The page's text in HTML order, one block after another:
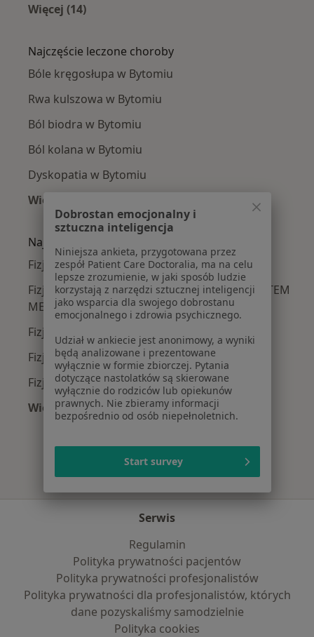
Więcej (14)
Najczęście leczone choroby
Bóle kręgosłupa w Bytomiu
Rwa kulszowa w Bytomiu
Ból biodra w Bytomiu
Ból kolana w Bytomiu
Dyskopatia w Bytomiu
Więcej (15)
Więcej w kategorii: Najczęście leczone
Najpopularniejsze ubezpieczenia
Fizjoterapeuci z Medicover w Bytomiu
Fizjoterapeuci z POLSKO – AMERYKANSKI SYSTEM
MEDYCZNY - II w Bytomiu
Fizjoterapeuci z Medica Polska w Bytomiu
Fizjoterapeuci z Enel-med w Bytomiu
Fizjoterapeuci z UNIQA w Bytomiu
Więcej (1)
Więcej w kategorii: Najpopularniejsze
Serwis
Regulamin
Polityka prywatności pacjentów
Polityka prywatności profesjonalistów
Polityka prywatności dla profesjonalistów, których
dane pozyskaliśmy samodzielnie
Polityka cookies
Dobrostan emocjonalny i
sztuczna inteligencja
Niniejsza ankieta, przygotowana przez
zespół Patient Care Doctoralia, ma na celu
lepsze zrozumienie, w jaki sposób ludzie
korzystają z narzędzi sztucznej inteligencji
jako wsparcia dla swojego dobrostanu
emocjonalnego i zdrowia psychicznego.
Udział w ankiecie jest anonimowy, a wyniki
będą analizowane i prezentowane
wyłącznie w formie zbiorczej. Pytania
dotyczące nastolatków są skierowane
wyłącznie do rodziców lub opiekunów
prawnych. Nie zbieramy informacji
bezpośrednio od osób niepełnoletnich.
Start survey